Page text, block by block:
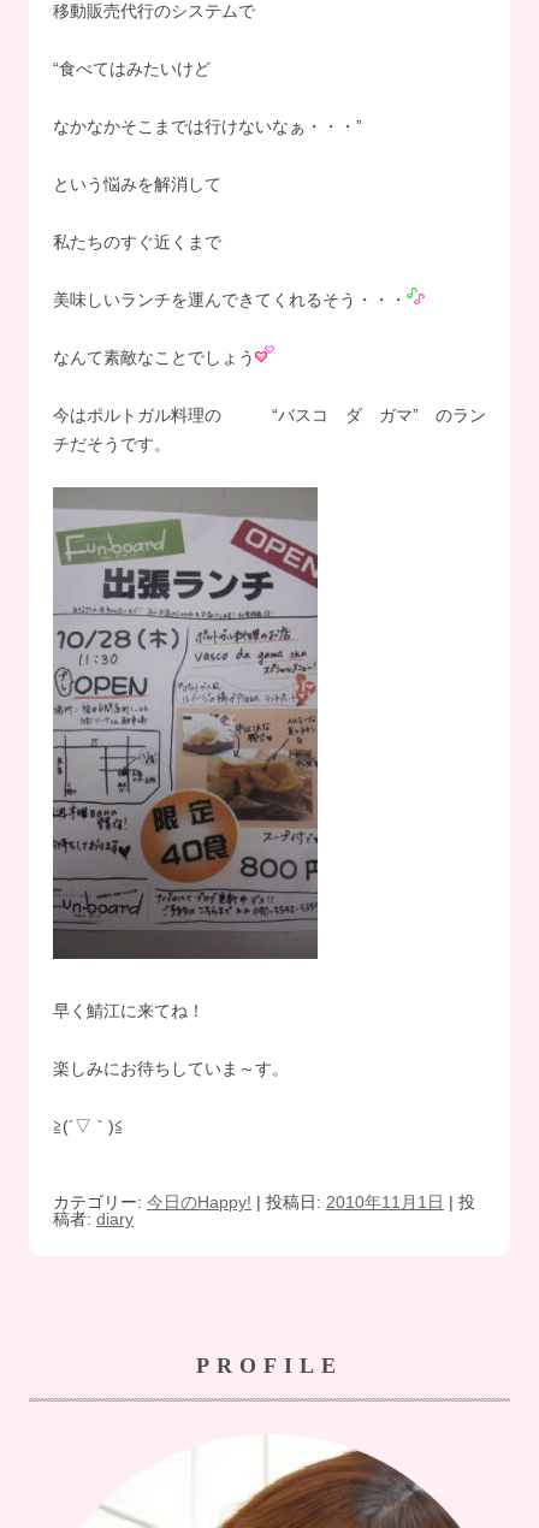
移動販売代行のシステムで
“食べてはみたいけど
なかなかそこまでは行けないなぁ・・・”
という悩みを解消して
私たちのすぐ近くまで
美味しいランチを運んできてくれるそう・・・
なんて素敵なことでしょう
今はポルトガル料理の “バスコ ダ ガマ” のラン
チだそうです。
早く鯖江に来てね！
楽しみにお待ちしていま～す。
≧(´▽｀)≦
カテゴリー: 今日のHappy! | 投稿日: 2010年11月1日 | 投
稿者: diary
PROFILE